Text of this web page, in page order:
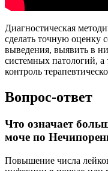
Диагностическая
сделать точную оценку
выведения, выявить в
системных патологий, а
контроль
Вопрос-ответ
Что означает
моче по
Повышение числа